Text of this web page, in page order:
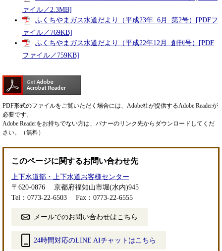
ァイル／2.3MB]
ふくちやまガス水道だより（平成23年 6月 第2号）[PDFフ
ァイル／769KB]
ふくちやまガス水道だより（平成22年12月 創刊号）[PDF
ファイル／759KB]
PDF形式のファイルをご覧いただく場合には、Adobe社が提供するAdobe Readerが
必要です。
Adobe Readerをお持ちでない方は、バナーのリンク先からダウンロードしてくだ
さい。（無料）
このページに関するお問い合わせ先
上下水道部・上下水道お客様センター
〒620-0876
京都府福知山市堀(水内)945
Tel：0773-22-6503
Fax：0773-22-6555
メールでのお問い合わせはこちら
24時間対応のLINE AIチャットはこちら